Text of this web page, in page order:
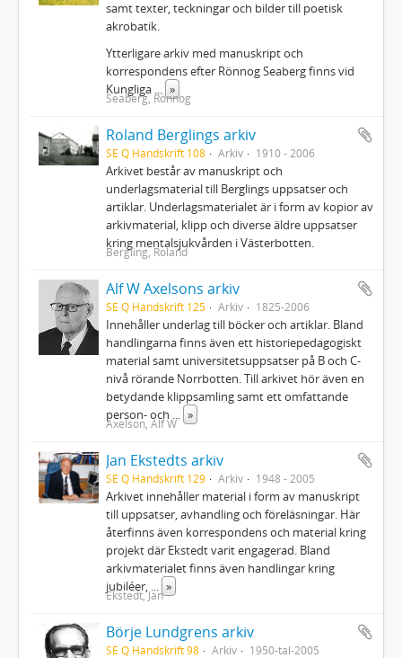
samt texter, teckningar och bilder till poetisk
akrobatik.
Ytterligare arkiv med manuskript och
korrespondens efter Rönnog Seaberg finns vid
Kungliga
»
Seaberg, Rönnog
Roland Berglings arkiv
SE Q Handskrift 108 Arkiv 1910 - 2006
Arkivet består av manuskript och
underlagsmaterial till Berglings uppsatser och
artiklar. Underlagsmaterialet är i form av kopior av
arkivmaterial, klipp och diverse äldre uppsatser
kring mentalsjukvården i Västerbotten.
Bergling, Roland
Alf W Axelsons arkiv
SE Q Handskrift 125 Arkiv 1825-2006
Innehåller underlag till böcker och artiklar. Bland
handlingarna finns även ett historiepedagogiskt
material samt universitetsuppsatser på B och C-
nivå rörande Norrbotten. Till arkivet hör även en
betydande klippsamling samt ett omfattande
person- och
»
Axelson, Alf W
Jan Ekstedts arkiv
SE Q Handskrift 129 Arkiv 1948 - 2005
Arkivet innehåller material i form av manuskript
till uppsatser, avhandling och föreläsningar. Här
återfinns även korrespondens och material kring
projekt där Ekstedt varit engagerad. Bland
arkivmaterialet finns även handlingar kring
jubiléer,
»
Ekstedt, Jan
Börje Lundgrens arkiv
SE Q Handskrift 98 Arkiv 1950-tal-2005